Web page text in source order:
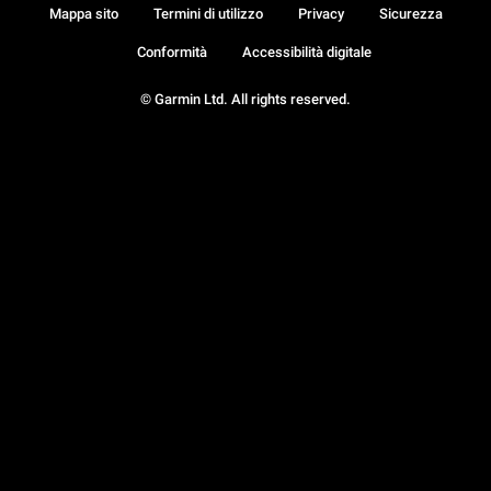
© Garmin Ltd. All rights reserved.
Mappa sito Termini di utilizzo Privacy Sicurezza
Conformità Accessibilità digitale